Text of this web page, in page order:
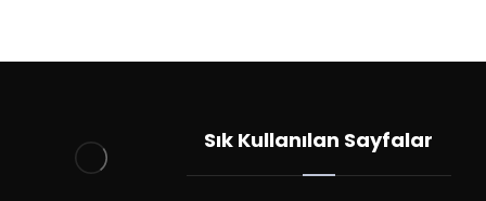
Sık Kullanılan Sayfalar